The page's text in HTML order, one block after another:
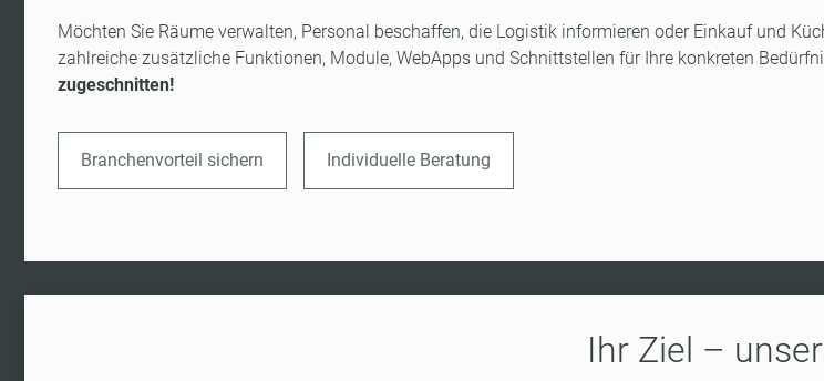
Möchten Sie Räume verwalten, Personal beschaffen, die Logistik informieren oder Einkauf und
zahlreiche zusätzliche Funktionen, Module, WebApps und Schnittstellen für Ihre konkreten
zugeschnitten!
Branchenvorteil sichern Individuelle Beratung
Ihr Ziel –